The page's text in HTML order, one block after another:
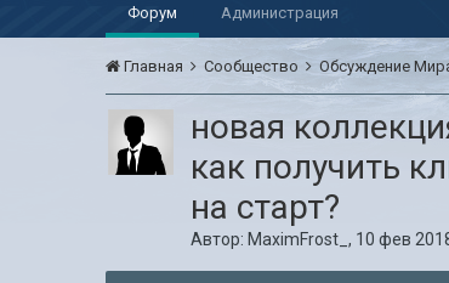
Форум Администрация
Главная Сообщество Обсуждение
новая
как получить
на старт?
Автор: MaximFrost_, 10 фев